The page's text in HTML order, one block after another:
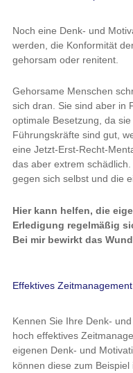
Noch eine Denk- und
werden, die Konformität
gehorsam oder renitent.
Gehorsame Menschen
sich dran. Sie sind aber in
optimale Besetzung, da
Führungskräfte sind gut,
eine Jetzt-Erst-Recht-
das aber extrem
gegen sich selbst und die
Hier kann helfen, die
Erledigung regelmäßig
Bei mir bewirkt das
Effektives
Kennen Sie Ihre Denk-
hoch effektives
eigenen Denk- und
können diese zum Beispiel